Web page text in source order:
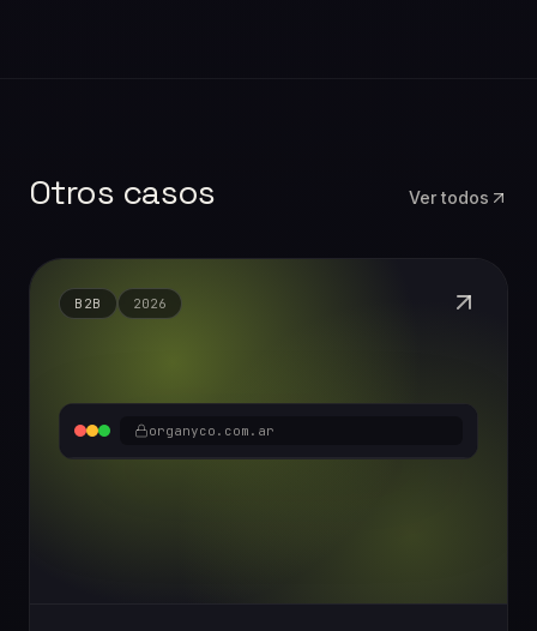
Otros casos Ver todos
organyco.com.ar
B2B 2026